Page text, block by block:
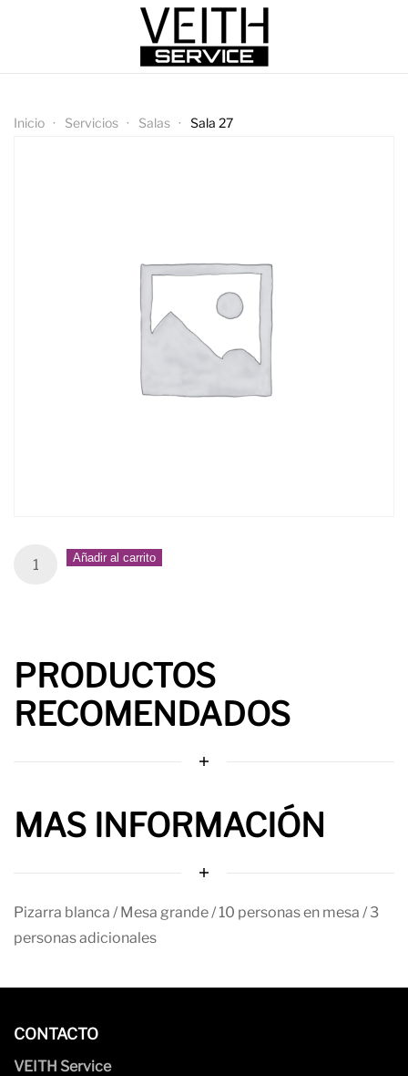
Inicio Servicios Salas Sala 27
Sala
Añadir al carrito
PRODUCTOS
RECOMENDADOS
MAS INFORMACIÓN
Pizarra blanca / Mesa grande / 10 personas en mesa / 3
personas adicionales
CONTACTO
VEITH Service